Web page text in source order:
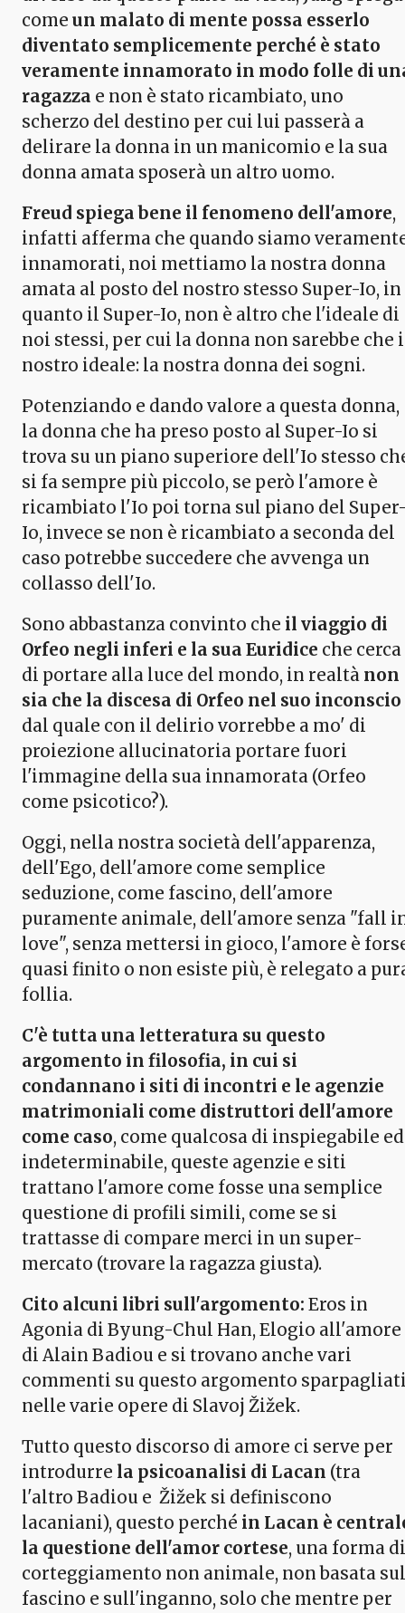
come un malato di mente possa esserlo
diventato semplicemente perché è stato
veramente innamorato in modo folle di
ragazza e non è stato ricambiato, uno
scherzo del destino per cui lui passerà a
delirare la donna in un manicomio e la sua
donna amata sposerà un altro uomo.
Freud spiega bene il fenomeno dell'amore,
infatti afferma che quando siamo
innamorati, noi mettiamo la nostra donna
amata al posto del nostro stesso Super-Io, in
quanto il Super-Io, non è altro che l'ideale di
noi stessi, per cui la donna non sarebbe che
nostro ideale: la nostra donna dei sogni.
Potenziando e dando valore a questa donna,
la donna che ha preso posto al Super-Io si
trova su un piano superiore dell'Io stesso
si fa sempre più piccolo, se però l'amore è
ricambiato l'Io poi torna sul piano del
Io, invece se non è ricambiato a seconda del
caso potrebbe succedere che avvenga un
collasso dell'Io.
Sono abbastanza convinto che il viaggio di
Orfeo negli inferi e la sua Euridice che cerca
di portare alla luce del mondo, in realtà non
sia che la discesa di Orfeo nel suo inconscio
dal quale con il delirio vorrebbe a mo' di
proiezione allucinatoria portare fuori
l'immagine della sua innamorata (Orfeo
come psicotico?).
Oggi, nella nostra società dell'apparenza,
dell'Ego, dell'amore come semplice
seduzione, come fascino, dell'amore
puramente animale, dell'amore senza "fall
love", senza mettersi in gioco, l'amore è
quasi finito o non esiste più, è relegato a
follia.
C'è tutta una letteratura su questo
argomento in filosofia, in cui si
condannano i siti di incontri e le agenzie
matrimoniali come distruttori dell'amore
come caso, come qualcosa di inspiegabile ed
indeterminabile, queste agenzie e siti
trattano l'amore come fosse una semplice
questione di profili simili, come se si
trattasse di compare merci in un super-
mercato (trovare la ragazza giusta).
Cito alcuni libri sull'argomento: Eros in
Agonia di Byung-Chul Han, Elogio all'amore
di Alain Badiou e si trovano anche vari
commenti su questo argomento
nelle varie opere di Slavoj Žižek.
Tutto questo discorso di amore ci serve per
introdurre la psicoanalisi di Lacan (tra
l'altro Badiou e Žižek si definiscono
lacaniani), questo perché in Lacan è
la questione dell'amor cortese, una forma di
corteggiamento non animale, non basata sul
fascino e sull'inganno, solo che mentre per